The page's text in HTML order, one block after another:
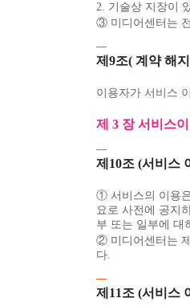
2. 기술상 지장이
③ 미디어센터는
제9조( 계약 해
이용자가 서비스
제 3 장 서비스
제10조 (서비스
① 서비스의 이용
요로 사전에 공지
부 또는 일부에 대
② 미디어센터는
다.
제11조 (서비스